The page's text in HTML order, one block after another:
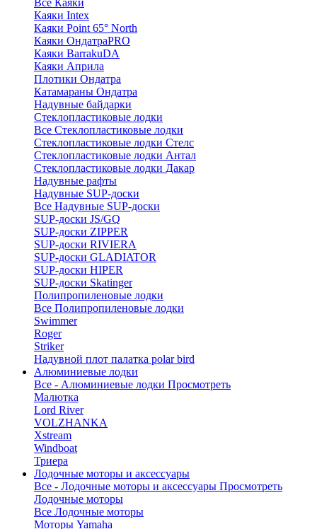
Все Каяки
Каяки Intex
Каяки Point 65° North
Каяки ОндатраPRO
Каяки BarrakuDA
Каяки Априла
Плотики Ондатра
Катамараны Ондатра
Надувные байдарки
Стеклопластиковые лодки
Все Стеклопластиковые лодки
Стеклопластиковые лодки Стелс
Стеклопластиковые лодки Антал
Стеклопластиковые лодки Дакар
Надувные рафты
Надувные SUP-доски
Все Надувные SUP-доски
SUP-доски JS/GQ
SUP-доски ZIPPER
SUP-доски RIVIERA
SUP-доски GLADIATOR
SUP-доски HIPER
SUP-доски Skatinger
Полипропиленовые лодки
Все Полипропиленовые лодки
Swimmer
Roger
Striker
Надувной плот палатка polar bird
Алюминиевые лодки
Все - Алюминиевые лодки Просмотреть
Малютка
Lord River
VOLZHANKA
Xstream
Windboat
Триера
Лодочные моторы и аксессуары
Все - Лодочные моторы и аксессуары Просмотреть
Лодочные моторы
Все Лодочные моторы
Моторы Yamaha